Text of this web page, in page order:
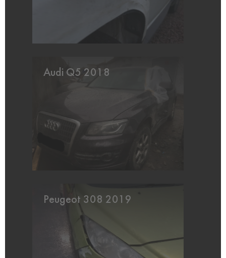
Audi Q5 2018
Peugeot 308 2019